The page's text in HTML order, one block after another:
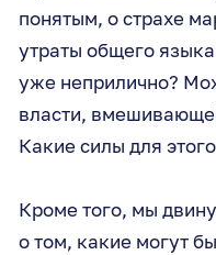
понятым, о страхе
утраты общего
уже неприлично?
власти,
Какие силы для
Кроме того, мы
о том, какие могут